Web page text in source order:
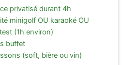
privatisé durant 4h
minigolf OU karaoké OU
(1h environ)
buffet
(soft, bière ou vin)